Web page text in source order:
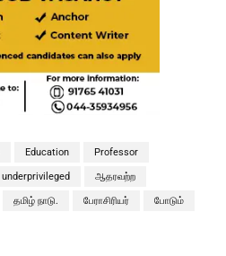
Education Professor
underprivileged ஆதரவற்ற
தமிழ் நாடு. பேராசிரியர் போடும்